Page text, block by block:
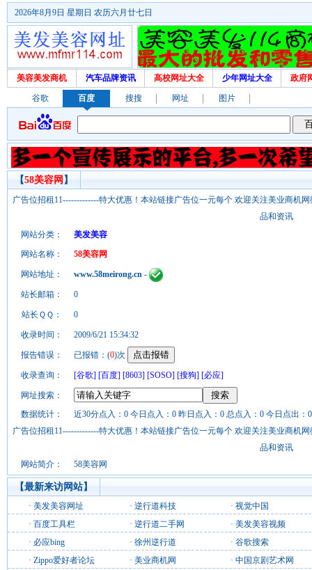
2026年8月9日 星期日 农历六月廿七日
美容美发商机 汽车品牌资讯 高校网址大全 少年网址大全 政府
谷歌 百度 搜搜 网址 图片
【58美容网 】
广告位招租11-------------特大优惠！本站链接广告位一元每个 欢迎关注美业商机
品和资讯
网站分类：
美发美容
网站名称：
58美容网
网站地址： www.58meirong.cn -
站长邮箱： 0
站长ＱＱ： 0
收录时间： 2009/6/21 15:34:32
报告错误： 已报错：(0)次
收录查询： [谷歌] [百度] [8603] [SOSO] [搜狗] [必应]
网址搜索：
数据统计：
近30分点入：0 今日点入：0 昨日点入：0 总点入：0 今日点出：
广告位招租11-------------特大优惠！本站链接广告位一元每个 欢迎关注美业商机
品和资讯
网站简介：
58美容网
【最新来访网站】
· 美发美容网址 · 逆行道科技 · 视觉中国
· 百度工具栏 · 逆行道二手网 · 美发美容视频
· 必应bing · 徐州逆行道 · 谷歌搜索
· Zippo爱好者论坛 · 美业商机网 · 中国京剧艺术网